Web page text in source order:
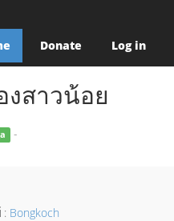
Donate Log in
สาวน้อย
-
: Bongkoch